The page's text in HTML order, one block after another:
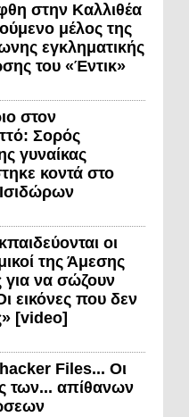
στην Καλλιθέα
μέλος της
εγκληματικής
του «Έντικ»
στον
Σορός
γυναίκας
κοντά στο
οι
της Άμεσης
να σώζουν
εικόνες που δεν
[video]
Files... Οι
των... απίθανων